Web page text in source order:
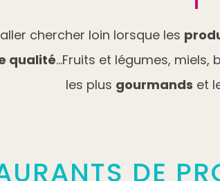
chercher loin lorsque les
qualité…Fruits et légumes, miels,
les plus gourmands et
DE